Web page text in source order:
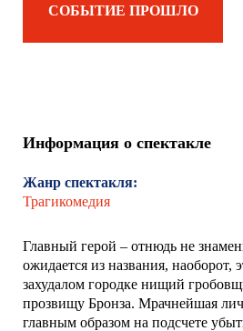
СОБЫТИЕ ПРОШЛО
Информация о спектакле
Жанр спектакля:
Трагикомедия
Главный герой – отнюдь не
ожидается из названия, наоборот,
захудалом городке нищий
прозвищу Бронза. Мрачнейшая
главным образом на подсчете